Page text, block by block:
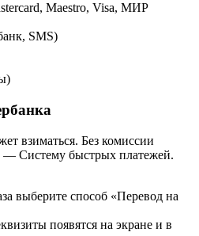
Maestro, Visa, МИР
SMS)
взиматься. Без комиссии
Систему быстрых платежей.
выберите способ «Перевод на
появятся на экране и в